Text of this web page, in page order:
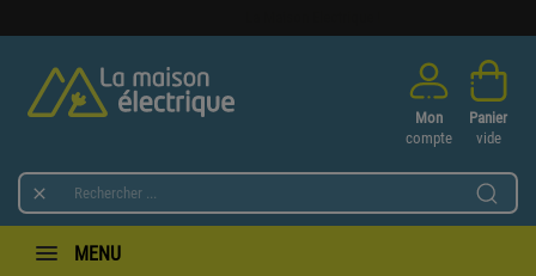

Mon
compte
Panier
vide
MENU